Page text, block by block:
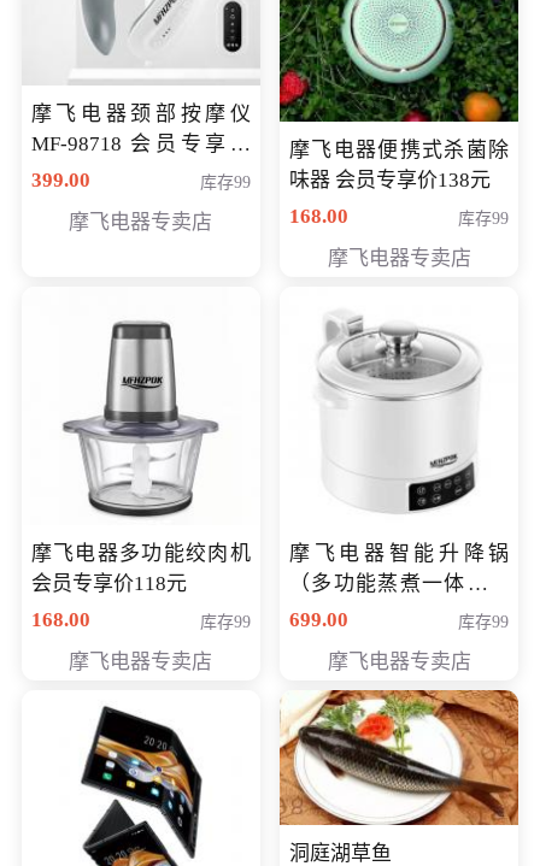
摩飞电器颈部按摩仪
MF-98718 会员专享价
299元
399.00 库存99
摩飞电器专卖店
摩飞电器便携式杀菌除
味器 会员专享价138元
168.00
库存99
摩飞电器专卖店
摩飞电器多功能绞肉机
会员专享价118元
168.00
库存99
摩飞电器专卖店
摩飞电器智能升降锅
（多功能蒸煮一体锅）
（智能升降养生锅） 会
699.00 库存99
摩飞电器专卖店
洞庭湖草鱼